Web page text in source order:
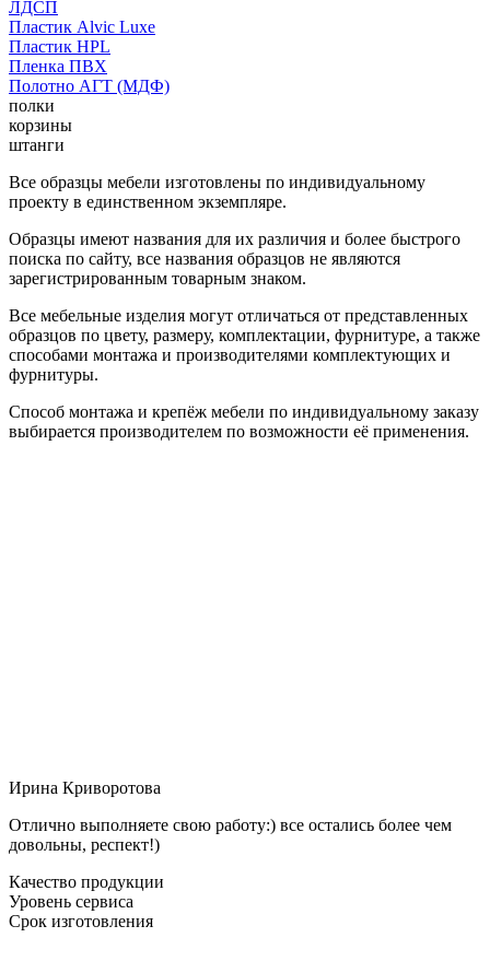
ЛДСП
Пластик Alvic Luxe
Пластик HPL
Пленка ПВХ
Полотно АГТ (МДФ)
полки
корзины
штанги
Все образцы мебели изготовлены по индивидуальному
проекту в единственном экземпляре.
Образцы имеют названия для их различия и более быстрого
поиска по сайту, все названия образцов не являются
зарегистрированным товарным знаком.
Все мебельные изделия могут отличаться от представленных
образцов по цвету, размеру, комплектации, фурнитуре, а также
способами монтажа и производителями комплектующих и
фурнитуры.
Способ монтажа и крепёж мебели по индивидуальному заказу
выбирается производителем по возможности её применения.
Ирина Криворотова
Отлично выполняете свою работу:) все остались более чем
довольны, респект!)
Качество продукции
Уровень сервиса
Срок изготовления